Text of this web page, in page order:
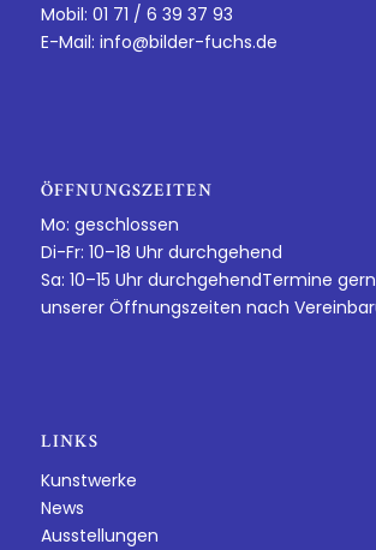
Mobil: 01 71 / 6 39 37 93
E-Mail: info@bilder-fuchs.de
ÖFFNUNGSZEITEN
Mo: geschlossen
Di-Fr: 10–18 Uhr durchgehend
Sa: 10–15 Uhr durchgehendTermine
unserer Öffnungszeiten nach
LINKS
Kunstwerke
News
Ausstellungen